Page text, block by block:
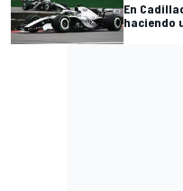
En
haciendo